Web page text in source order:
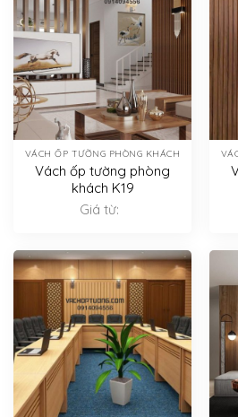
VÁCH ỐP TƯỜNG PHÒNG KHÁCH
Vách ốp tường phòng
khách K19
Giá từ: